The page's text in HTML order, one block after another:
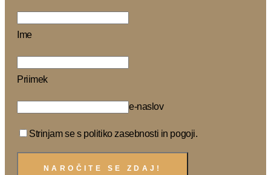
Ime
Priimek
e-naslov
Strinjam se s politiko zasebnosti in pogoji.